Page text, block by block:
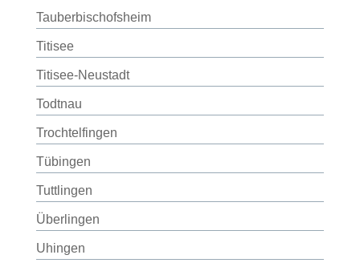
Tauberbischofsheim
Titisee
Titisee-Neustadt
Todtnau
Trochtelfingen
Tübingen
Tuttlingen
Überlingen
Uhingen